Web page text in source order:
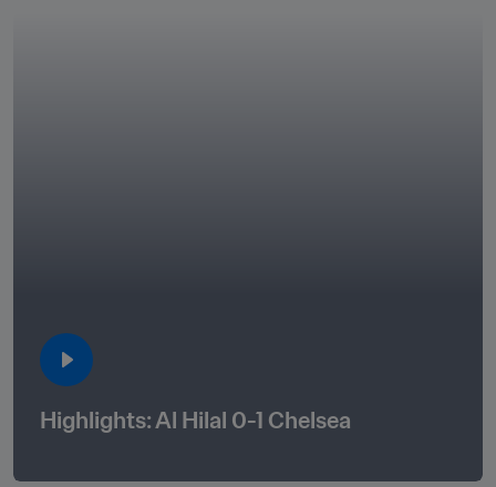
Highlights: Al Hilal 0-1 Chelsea